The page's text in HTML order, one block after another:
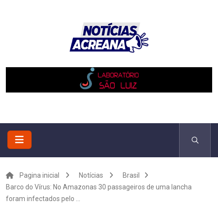
Pagina inicial Notícias
Brasil
Barco do Vírus: No Amazonas 30 passageiros de uma lancha
foram infectados pelo ...